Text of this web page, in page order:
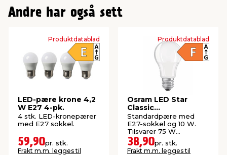
Andre har også sett
Produktdatablad
LED-pære krone 4,2
W E27 4-pk.
4 stk. LED-kronepærer
med E27 sokkel.
59,90pr. stk.
Frakt m.m. legges til
Produktdatablad
Osram LED Star
Classic
standardpære E27 10
W
Standardpære med
E27-sokkel og 10 W.
Tilsvarer 75 W
glødepære.
38,90pr. stk.
Frakt m.m. legges til